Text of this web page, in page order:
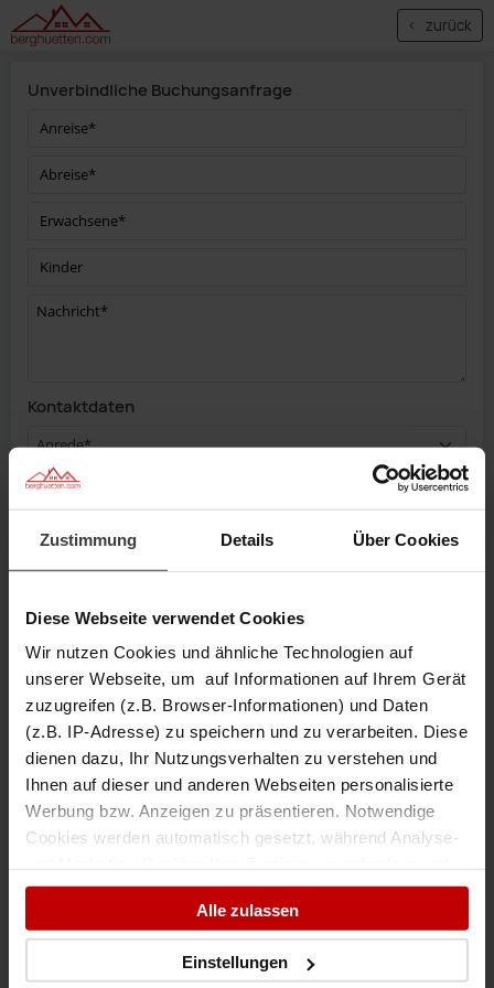
Zustimmung Details Über Cookies
Diese Webseite verwendet Cookies
Wir nutzen Cookies und ähnliche Technologien auf
unserer Webseite, um auf Informationen auf Ihrem Gerät
zuzugreifen (z.B. Browser-Informationen) und Daten
(z.B. IP-Adresse) zu speichern und zu verarbeiten. Diese
dienen dazu, Ihr Nutzungsverhalten zu verstehen und
Ihnen auf dieser und anderen Webseiten personalisierte
Werbung bzw. Anzeigen zu präsentieren. Notwendige
Cookies werden automatisch gesetzt, während Analyse-
auch außerhalb der EU/EWR, z.B. in den USA,
verarbeitet werden, wo Ihre Daten nicht mit den gleichen
Datenschutzstandards geschützt sind wie in der EU.
Ihre Einwilligung erteilen Sie mit "Alle zulassen" oder
Alle zulassen
Einstellungen
zurück
Unverbindliche Buchungsanfrage
Kontaktdaten
Datenschutzerklärung zur Kenntnis genommen.
Jetzt absenden